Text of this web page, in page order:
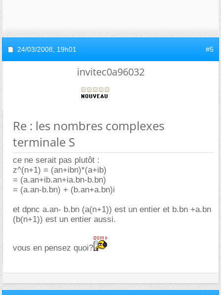
24/03/2008, 19h01 #5
invitec0a96032
Re : les nombres complexes
terminale S
ce ne serait pas plutôt :
z^(n+1) = (an+ibn)*(a+ib)
= (a.an+ib.an+ia.bn-b.bn)
= (a.an-b.bn) + (b.an+a.bn)i
et dpnc a.an- b.bn (a(n+1)) est un entier et b.bn +a.bn
(b(n+1)) est un entier aussi.
vous en pensez quoi?